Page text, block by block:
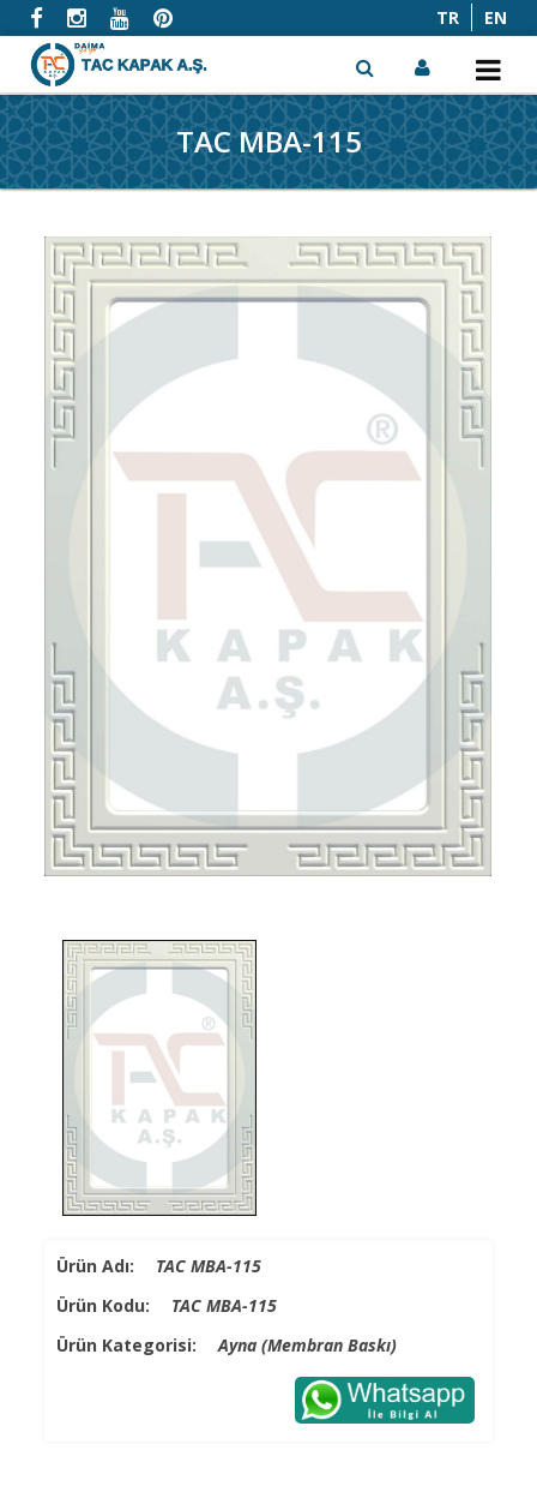
TR EN
x
TAC MBA-115
Ürün Adı: TAC MBA-115
Ürün Kodu: TAC MBA-115
Ürün Kategorisi:Ayna (Membran Baskı)